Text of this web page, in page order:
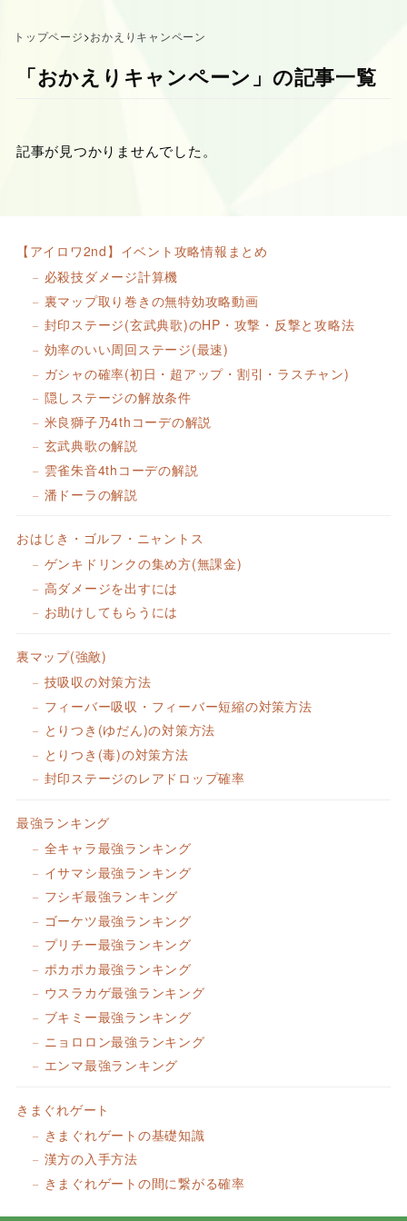
トップページ>おかえりキャンペーン
「おかえりキャンペーン」の記事一覧
記事が見つかりませんでした。
【アイロワ2nd】イベント攻略情報まとめ
必殺技ダメージ計算機
裏マップ取り巻きの無特効攻略動画
封印ステージ(玄武典歌)のHP・攻撃・反撃と攻略法
効率のいい周回ステージ(最速)
ガシャの確率(初日・超アップ・割引・ラスチャン)
隠しステージの解放条件
米良獅子乃4thコーデの解説
玄武典歌の解説
雲雀朱音4thコーデの解説
潘ドーラの解説
おはじき・ゴルフ・ニャントス
ゲンキドリンクの集め方(無課金)
高ダメージを出すには
お助けしてもらうには
裏マップ(強敵)
技吸収の対策方法
フィーバー吸収・フィーバー短縮の対策方法
とりつき(ゆだん)の対策方法
とりつき(毒)の対策方法
封印ステージのレアドロップ確率
最強ランキング
全キャラ最強ランキング
イサマシ最強ランキング
フシギ最強ランキング
ゴーケツ最強ランキング
プリチー最強ランキング
ポカポカ最強ランキング
ウスラカゲ最強ランキング
ブキミー最強ランキング
ニョロロン最強ランキング
エンマ最強ランキング
きまぐれゲート
きまぐれゲートの基礎知識
漢方の入手方法
きまぐれゲートの間に繋がる確率